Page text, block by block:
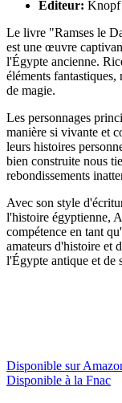
Éditeur: Knopf
Le livre "Ramses le
est une œuvre
l'Égypte ancienne.
éléments
de magie.
Les personnages
manière si vivante et
leurs histoires
bien construite nous
rebondissements
Avec son style
l'histoire égyptienne,
compétence en tant
amateurs d'histoire et
l'Égypte antique et de
Disponible sur
Disponible à la Fnac